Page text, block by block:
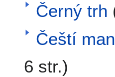
Černý trh
Čeští
6 str.)